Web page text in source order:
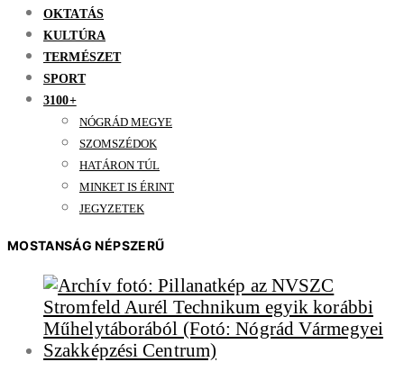
OKTATÁS
KULTÚRA
TERMÉSZET
SPORT
3100+
NÓGRÁD MEGYE
SZOMSZÉDOK
HATÁRON TÚL
MINKET IS ÉRINT
JEGYZETEK
MOSTANSÁG NÉPSZERŰ